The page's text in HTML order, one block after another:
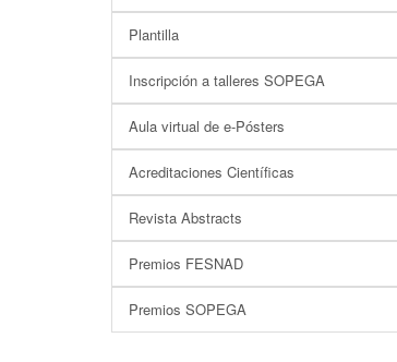
Plantilla
Inscripción a talleres SOPEGA
Aula virtual de e-Pósters
Acreditaciones Científicas
Revista Abstracts
Premios FESNAD
Premios SOPEGA